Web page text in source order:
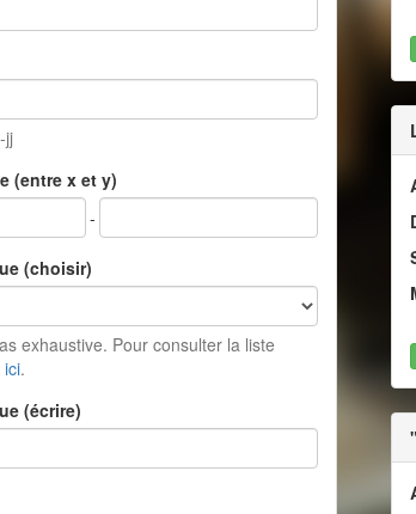
jj
(entre x et y)
-
(choisir)
exhaustive. Pour consulter la liste
ici.
(écrire)